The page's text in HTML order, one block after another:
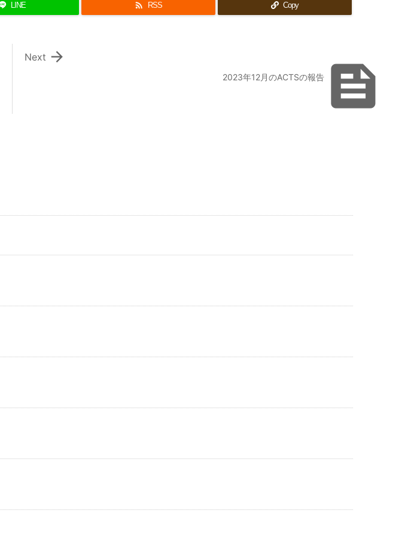
LINE  RSS Copy

2023年12月のACTSの報告

Next